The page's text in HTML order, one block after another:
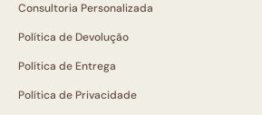
Consultoria Personalizada
Política de Devolução
Política de Entrega
Política de Privacidade